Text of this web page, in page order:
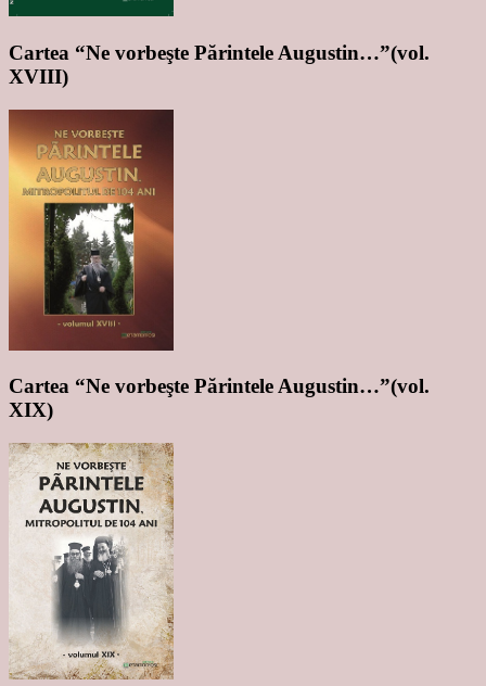
Cartea “Ne vorbeşte Părintele Augustin…”(vol.
XVIII)
Cartea “Ne vorbeşte Părintele Augustin…”(vol.
XIX)